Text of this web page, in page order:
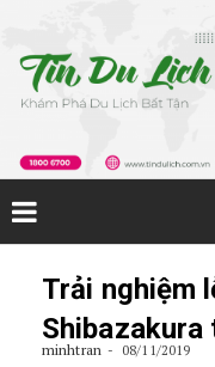
Trải nghiệm
Shibazakura
minhtran 08/11/2019